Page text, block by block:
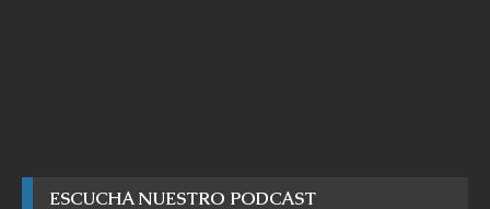
ESCUCHA NUESTRO PODCAST